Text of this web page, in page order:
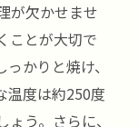
が欠かせませ
ことが大切で
かりと焼け、
温度は約250度
う。さらに、